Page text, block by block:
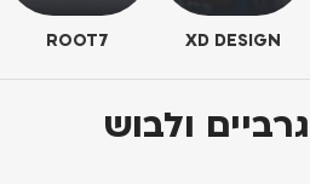
XD DESIGN
ROOT7
גרביים ולבוש